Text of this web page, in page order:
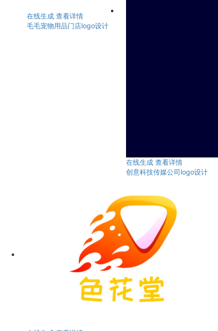
在线生成 查看详情
毛毛宠物用品门店logo设计
在线生成 查看详情
创意科技传媒公司logo设计